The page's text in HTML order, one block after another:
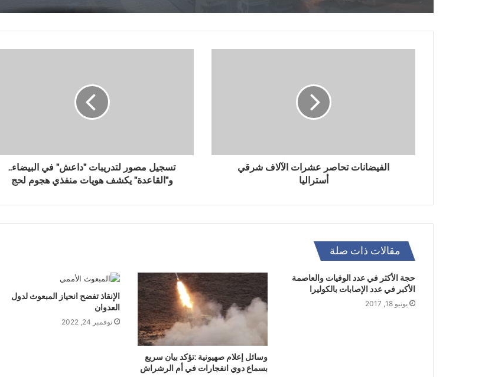
بمطار نجران
الكشف عن سبب أزمة لقاحات الأطفال
أرقام صادمة لخسائر القطاع الاقتصادي
العدوان السعودي على اليمن
برئاسة الأستاذ النعيمي: مناقشة إعداد
الزراعي
أضرار تفوق التصور تلحق بيمناء الحديدة
العدوان السعودي
بين ضغوط واشنطن ورسائل صنعاء…
الفيضانات تحاصر عشرات الآلاف شرقي
أستراليا
تسجيل مصور لتدريبات "داعش" في البيضاء..
و"القاعدة" يكشف هويات منفذي هجوم لحج
مقالات ذات صلة
حجة الأكثر في عدد الوفيات والعاصمة
الأكبر في عدد الإصابات بالكوليرا
يونيو 18, 2017
وسائل إعلام صهيونية :تؤكد بيان سريع
بسماع دوي انفجارات في أم الرشراش
الإنقاذ تفضح انحياز المبعوث لدول
العدوان
نوفمبر 24, 2022